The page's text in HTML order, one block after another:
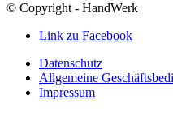
© Copyright - HandWerk
Link zu Facebook
Datenschutz
Allgemeine
Impressum